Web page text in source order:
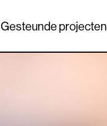
Gesteunde projecten